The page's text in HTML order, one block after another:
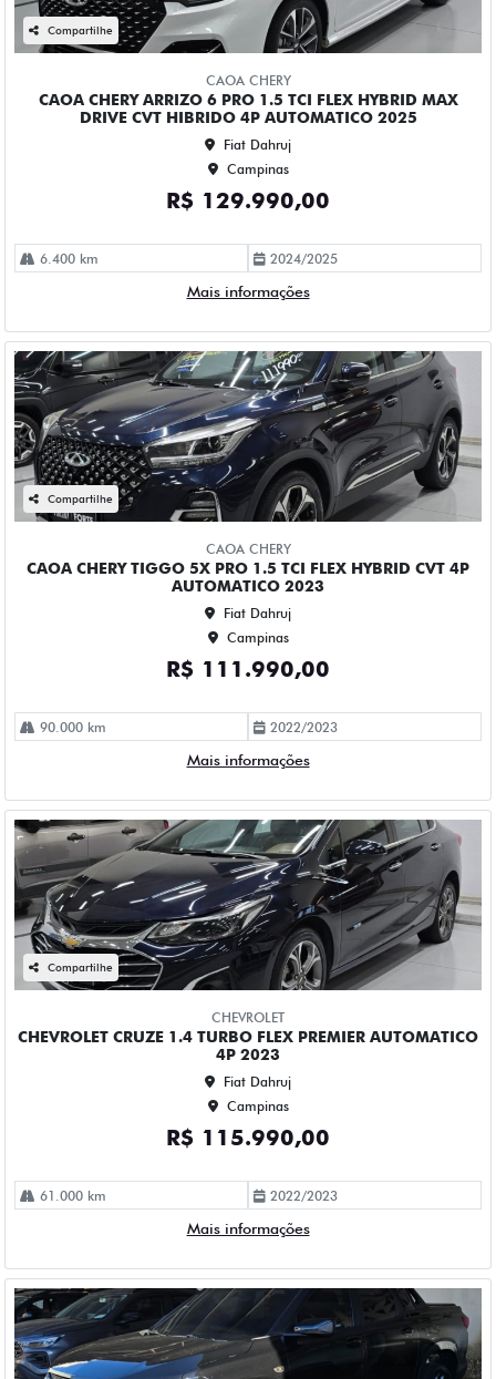
CAOA CHERY TIGGO 5X PRO 1.5 TCI FLEX HYBRID CVT 4P
AUTOMATICO 2023
Fiat Dahruj
Campinas
R$ 111.990,00
2022/2023
Mais informações
Compartilhe
CHEVROLET
CHEVROLET CRUZE 1.4 TURBO FLEX PREMIER AUTOMATICO
4P 2023
Fiat Dahruj
Campinas
R$ 115.990,00
2022/2023
Mais informações
Compartilhe
CHEVROLET
CHEVROLET MONTANA 1.2 TURBO FLEX PREMIER
AUTOMATICO 4P 2023
Fiat Dahruj
Campinas
R$ 109.990,00
2023/2023
Mais informações